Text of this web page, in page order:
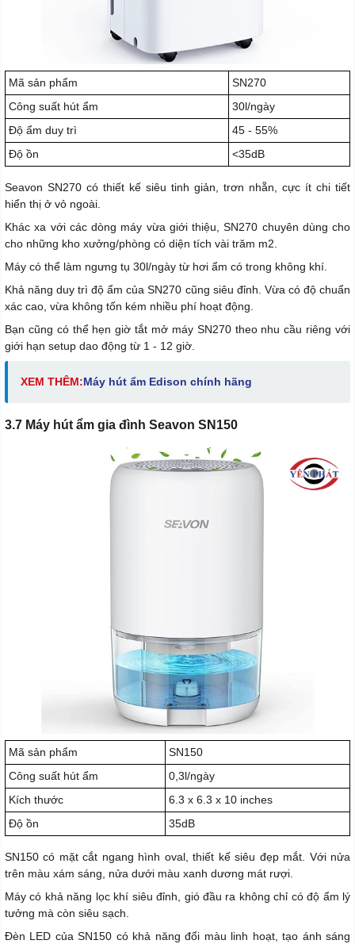
Mã sản phẩm
SN270
Công suất hút ẩm
30l/ngày
Độ ẩm duy trì
45 - 55%
Độ ồn
<35dB
Seavon SN270 có thiết kế siêu tinh giản, trơn nhẵn, cực ít chi tiết
hiển thị ở vỏ ngoài.
Khác xa với các dòng máy vừa giới thiệu, SN270 chuyên dùng cho
cho những kho xưởng/phòng có diện tích vài trăm m2.
Máy có thể làm ngưng tụ 30l/ngày từ hơi ẩm có trong không khí.
Khả năng duy trì độ ẩm của SN270 cũng siêu đỉnh. Vừa có độ chuẩn
xác cao, vừa không tốn kém nhiều phí hoạt động.
Bạn cũng có thể hẹn giờ tắt mở máy SN270 theo nhu cầu riêng với
giới hạn setup dao động từ 1 - 12 giờ.
XEM THÊM:Máy hút ẩm Edison chính hãng
3.7 Máy hút ẩm gia đình Seavon SN150
Mã sản phẩm
SN150
Công suất hút ẩm
0,3l/ngày
Kích thước
6.3 x 6.3 x 10 inches
Độ ồn
35dB
SN150 có mặt cắt ngang hình oval, thiết kế siêu đẹp mắt. Với nửa
trên màu xám sáng, nửa dưới màu xanh dương mát rượi.
Máy có khả năng lọc khí siêu đỉnh, gió đầu ra không chỉ có độ ẩm lý
tưởng mà còn siêu sạch.
Đèn LED của SN150 có khả năng đổi màu linh hoạt, tạo ánh sáng